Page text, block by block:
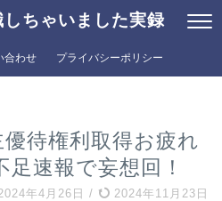
ちゃいました実録
合わせ プライバシーポリシー
待権利取得お疲れ
速報で妄想回！
年4月26日 / 2024年11月23日